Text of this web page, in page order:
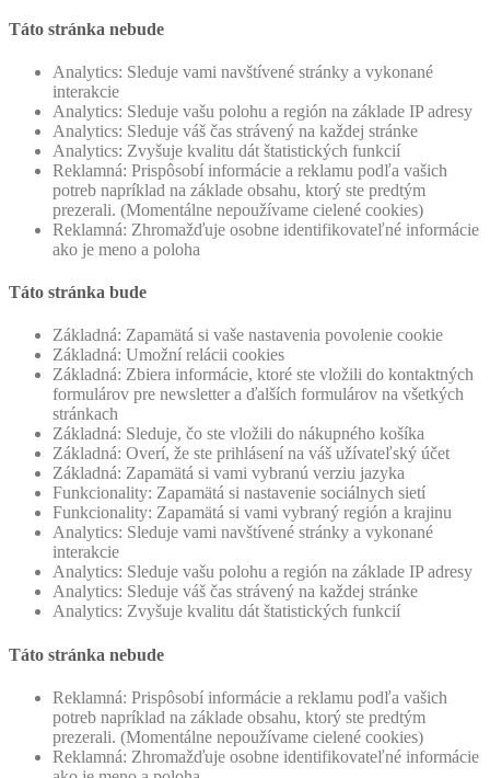
Táto stránka nebude
Analytics: Sleduje vami navštívené stránky a vykonané
interakcie
Analytics: Sleduje vašu polohu a región na základe IP adresy
Analytics: Sleduje váš čas strávený na každej stránke
Analytics: Zvyšuje kvalitu dát štatistických funkcií
Reklamná: Prispôsobí informácie a reklamu podľa vašich
potreb napríklad na základe obsahu, ktorý ste predtým
prezerali. (Momentálne nepoužívame cielené cookies)
Reklamná: Zhromažďuje osobne identifikovateľné informácie
ako je meno a poloha
Táto stránka bude
Základná: Zapamätá si vaše nastavenia povolenie cookie
Základná: Umožní relácii cookies
Základná: Zbiera informácie, ktoré ste vložili do kontaktných
formulárov pre newsletter a ďalších formulárov na všetkých
stránkach
Základná: Sleduje, čo ste vložili do nákupného košíka
Základná: Overí, že ste prihlásení na váš užívateľský účet
Základná: Zapamätá si vami vybranú verziu jazyka
Funkcionality: Zapamätá si nastavenie sociálnych sietí
Funkcionality: Zapamätá si vami vybraný región a krajinu
Analytics: Sleduje vami navštívené stránky a vykonané
interakcie
Analytics: Sleduje vašu polohu a región na základe IP adresy
Analytics: Sleduje váš čas strávený na každej stránke
Analytics: Zvyšuje kvalitu dát štatistických funkcií
Táto stránka nebude
Reklamná: Prispôsobí informácie a reklamu podľa vašich
potreb napríklad na základe obsahu, ktorý ste predtým
prezerali. (Momentálne nepoužívame cielené cookies)
Reklamná: Zhromažďuje osobne identifikovateľné informácie